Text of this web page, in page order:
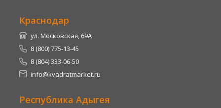
Краснодар
ул. Московская, 69А
8 (800) 775-13-45
8 (804) 333-06-50
info@kvadratmarket.ru
Республика Адыгея